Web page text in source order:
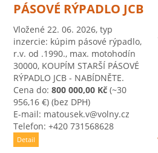
PÁSOVÉ RÝPADLO JCB
Vložené 22. 06. 2026, typ
inzercie: kúpim pásové rýpadlo,
r.v. od .1990., max. motohodín
30000, KOUPÍM STARŠÍ PÁSOVÉ
RÝPADLO JCB - NABÍDNĚTE.
Cena do: 800 000,00 Kč (~30
956,16 €) (bez DPH)
E-mail: matousek.v@volny.cz
Telefon: +420 731568628
Detail